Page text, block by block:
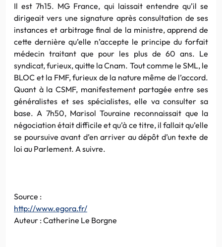
Il est 7h15. MG France, qui laissait entendre qu’il se
dirigeait vers une signature après consultation de ses
instances et arbitrage final de la ministre, apprend de
cette dernière qu’elle n’accepte le principe du forfait
médecin traitant que pour les plus de 60 ans. Le
syndicat, furieux, quitte la Cnam. Tout comme le SML, le
BLOC et la FMF, furieux de la nature même de l’accord.
Quant à la CSMF, manifestement partagée entre ses
généralistes et ses spécialistes, elle va consulter sa
base. A 7h50, Marisol Touraine reconnaissait que la
négociation était difficile et qu’à ce titre, il fallait qu’elle
se poursuive avant d’en arriver au dépôt d’un texte de
loi au Parlement. A suivre.
Source :
http://www.egora.fr/
Auteur : Catherine Le Borgne